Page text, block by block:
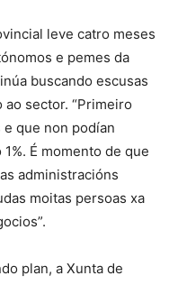
leve catro meses
e pemes da
buscando escusas
sector. “Primeiro
que non podían
É momento de que
administracións
moitas persoas xa
plan, a Xunta de